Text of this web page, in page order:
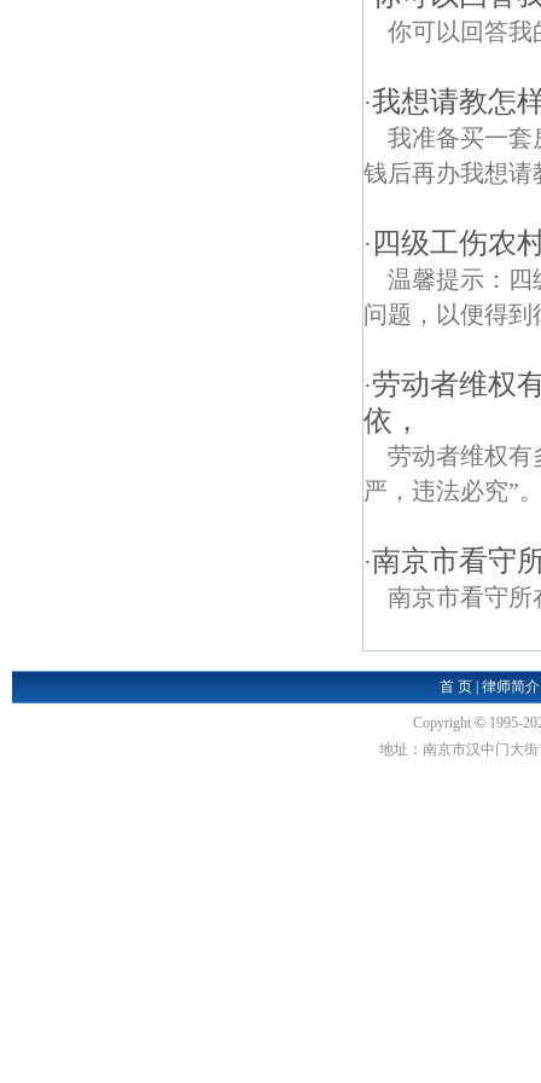
你可以回答我
·我想请教怎
我准备买一套
钱后再办我想请
· 四级工伤农
温馨提示：四
问题，以便得
·劳动者维权
依，
劳动者维权有
严，违法必究”
·南京市看守
南京市看守所
首 页 |律师简介
Copyright © 1995-
地址：南京市汉中门大街